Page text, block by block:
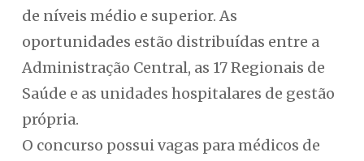
de níveis médio e superior. As
oportunidades estão distribuídas entre a
Administração Central, as 17 Regionais de
Saúde e as unidades hospitalares de gestão
própria.
O concurso possui vagas para médicos de